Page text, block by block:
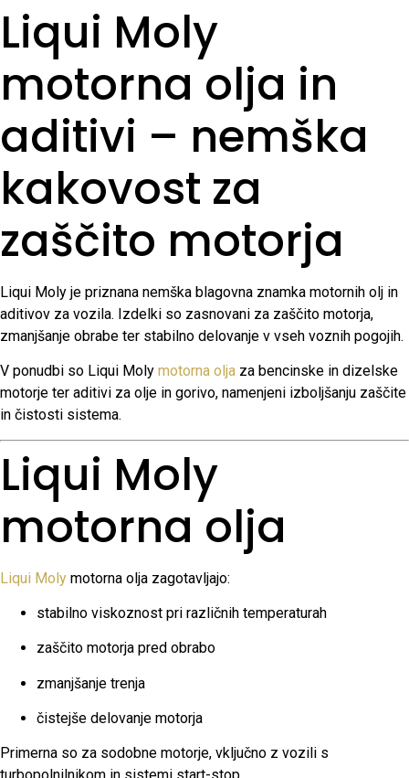
Liqui Moly
motorna olja in
aditivi – nemška
kakovost za
zaščito motorja
Liqui Moly je priznana nemška blagovna znamka motornih olj in
aditivov za vozila. Izdelki so zasnovani za zaščito motorja,
zmanjšanje obrabe ter stabilno delovanje v vseh voznih pogojih.
V ponudbi so Liqui Moly motorna olja za bencinske in dizelske
motorje ter aditivi za olje in gorivo, namenjeni izboljšanju zaščite
in čistosti sistema.
Liqui Moly
motorna olja
Liqui Moly motorna olja zagotavljajo:
stabilno viskoznost pri različnih temperaturah
zaščito motorja pred obrabo
zmanjšanje trenja
čistejše delovanje motorja
Primerna so za sodobne motorje, vključno z vozili s